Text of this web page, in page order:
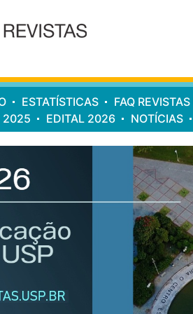
ESTATÍSTICAS
FAQ
2025 EDITAL 2026 NOTÍCIAS